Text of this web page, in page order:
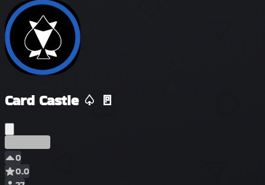
Card Castle ♤ 🚪
0
0.0